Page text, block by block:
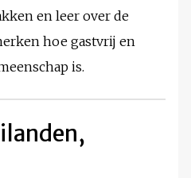
en leer over de
hoe gastvrij en
is.